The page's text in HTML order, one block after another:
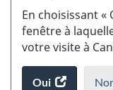
En choisissant
fenêtre à
votre visite à
Oui
accéder